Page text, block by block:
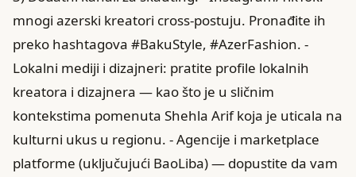
mnogi azerski kreatori cross-postuju. Pronađite ih
preko hashtagova #BakuStyle, #AzerFashion. -
Lokalni mediji i dizajneri: pratite profile lokalnih
kreatora i dizajnera — kao što je u sličnim
kontekstima pomenuta Shehla Arif koja je uticala na
kulturni ukus u regionu. - Agencije i marketplace
platforme (uključujući BaoLiba) — dopustite da vam